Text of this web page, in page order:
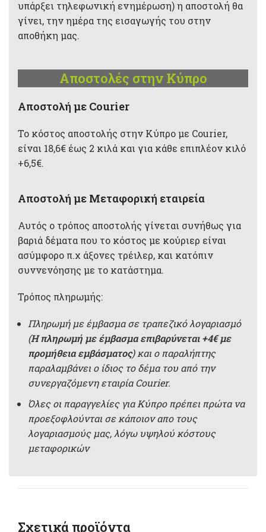
υπάρξει τηλεφωνική ενημέρωση) η αποστολή θα
γίνει, την ημέρα της εισαγωγής του στην
αποθήκη μας.
Αποστολές στην Κύπρο
Aποστολή με Courier
Το κόστος αποστολής στην Κύπρο με Courier,
είναι 18,6€ έως 2 κιλά και για κάθε επιπλέον κιλό
+6,5€.
Αποστολή με Μεταφορική εταιρεία
Αυτός ο τρόπος αποστολής γίνεται συνήθως για
βαριά δέματα που το κόστος με κούριερ είναι
ασύμφορο π.χ άξονες τρέιλερ, και κατόπιν
συννενόησης με το κατάστημα.
Τρόπος πληρωμής:
Πληρωμή με έμβασμα σε τραπεζικό λογαριασμό
(Η πληρωμή με έμβασμα επιβαρύνεται +4€ με
προμήθεια εμβάσματος) και ο παραλήπτης
παραλαμβάνει ο ίδιος το δέμα του από την
συνεργαζόμενη εταιρία Courier.
Όλες οι παραγγελίες για Κύπρο πρέπει πρώτα να
προεξοφλούνται σε κάποιον απο τους
λογαριασμούς μας, λόγω υψηλού κόστους
μεταφορικών
Σχετικά προϊόντα